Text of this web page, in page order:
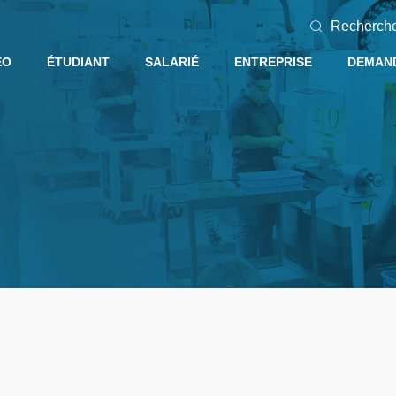
ÉTUDIANT SALARIÉ ENTREPRISE